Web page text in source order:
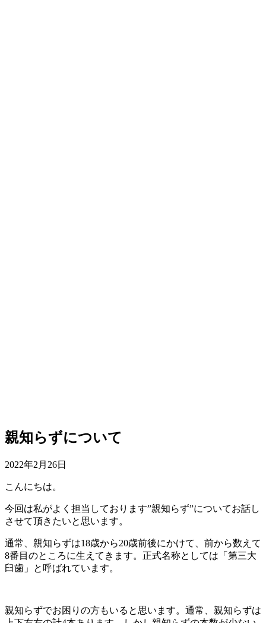
親知らずについて
2022年2月26日
こんにちは。
今回は私がよく担当しております”親知らず”についてお話し
させて頂きたいと思います。
通常、親知らずは18歳から20歳前後にかけて、前から数えて
8番目のところに生えてきます。正式名称としては「第三大
臼歯」と呼ばれています。
親知らずでお困りの方もいると思います。通常、親知らずは